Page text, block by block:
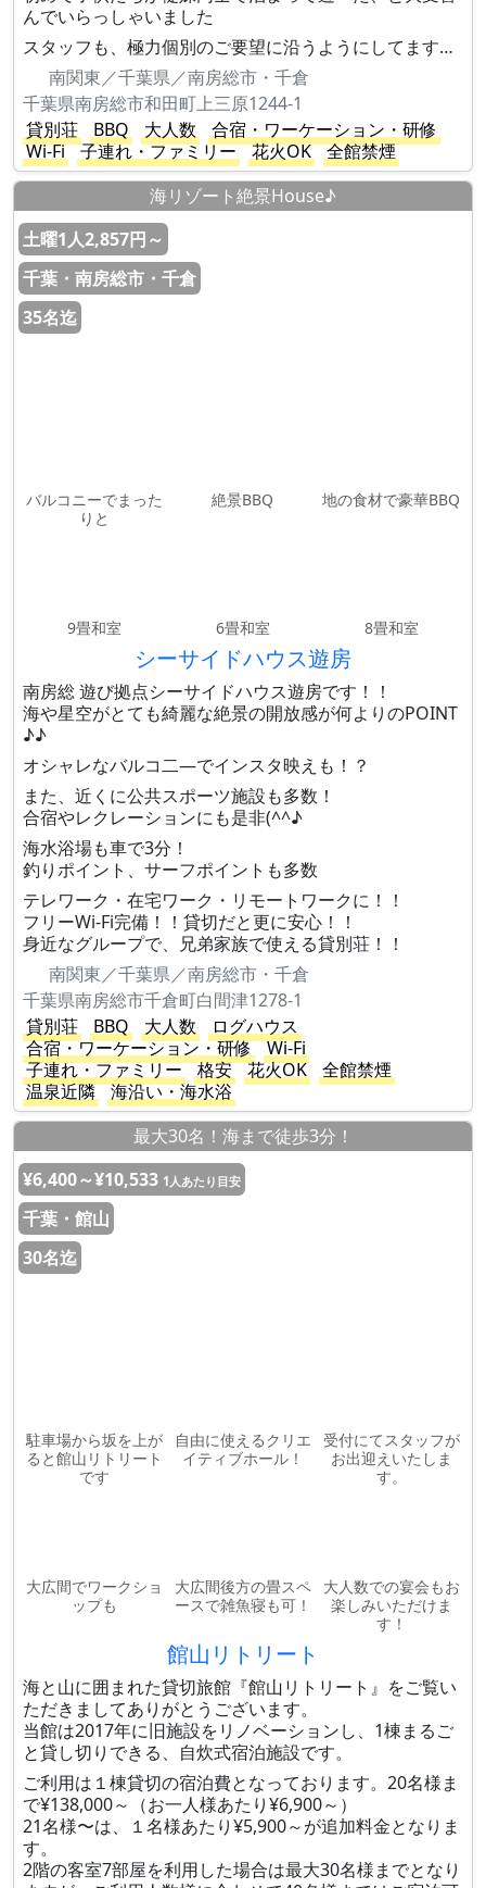
んでいらっしゃいました
スタッフも、極力個別のご要望に沿うようにしてます…
南関東／千葉県／南房総市・千倉
千葉県南房総市和田町上三原1244-1
貸別荘
BBQ 大人数
合宿・ワーケーション・研修
Wi-Fi
子連れ・ファミリー 花火OK
全館禁煙
海リゾート絶景House♪
土曜1人2,857円～
千葉・南房総市・千倉
35名迄
バルコニーでまった
りと
絶景BBQ 地の食材で豪華BBQ
9畳和室 6畳和室 8畳和室
シーサイドハウス遊房
南房総 遊び拠点シーサイドハウス遊房です！！
海や星空がとても綺麗な絶景の開放感が何よりのPOINT
♪♪
オシャレなバルコ二―でインスタ映えも！？
また、近くに公共スポーツ施設も多数！
合宿やレクレーションにも是非(^^♪
海水浴場も車で3分！
釣りポイント、サーフポイントも多数
テレワーク・在宅ワーク・リモートワークに！！
フリーWi-Fi完備！！貸切だと更に安心！！
身近なグループで、兄弟家族で使える貸別荘！！
南関東／千葉県／南房総市・千倉
千葉県南房総市千倉町白間津1278-1
貸別荘
BBQ 大人数
ログハウス
合宿・ワーケーション・研修
Wi-Fi
子連れ・ファミリー
格安 花火OK
全館禁煙
温泉近隣
海沿い・海水浴
最大30名！海まで徒歩3分！
¥6,400～¥10,533 1人あたり目安
千葉・館山
30名迄
駐車場から坂を上が
ると館山リトリート
です
自由に使えるクリエ
イティブホール！
受付にてスタッフが
お出迎えいたしま
す。
大広間でワークショ
ップも
大広間後方の畳スペ
ースで雑魚寝も可！
大人数での宴会もお
楽しみいただけま
す！
館山リトリート
海と山に囲まれた貸切旅館『館山リトリート』をご覧い
ただきましてありがとうございます。
当館は2017年に旧施設をリノベーションし、1棟まるご
と貸し切りできる、自炊式宿泊施設です。
ご利用は１棟貸切の宿泊費となっております。20名様ま
で¥138,000～（お一人様あたり¥6,900～）
21名様〜は、１名様あたり¥5,900～が追加料金となりま
す。
2階の客室7部屋を利用した場合は最大30名様までとなり